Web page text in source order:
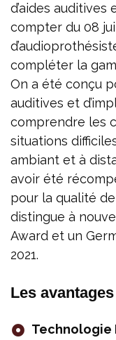
d’aides auditives
compter du 08
compléter la
On a été conçu
auditives et
comprendre les
situations
ambiant et à
avoir été
pour la qualité
distingue à
Award et un
2021.
Les
Technologie